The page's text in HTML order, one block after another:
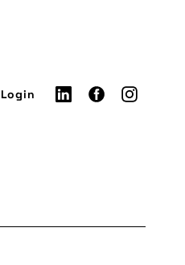
Login